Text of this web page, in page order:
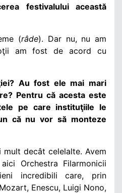
festivalului această
(râde). Dar nu, nu am
am fost de acord cu
Au fost ele mai mari
Pentru că acesta este
pe care instituţiile le
că nu vor să monteze
decât celelalte. Avem
Orchestra Filarmonicii
incredibili care, prin
Enescu, Luigi Nono,